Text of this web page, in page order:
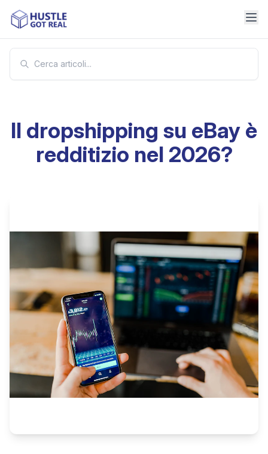
Il dropshipping su eBay è
redditizio nel 2026?